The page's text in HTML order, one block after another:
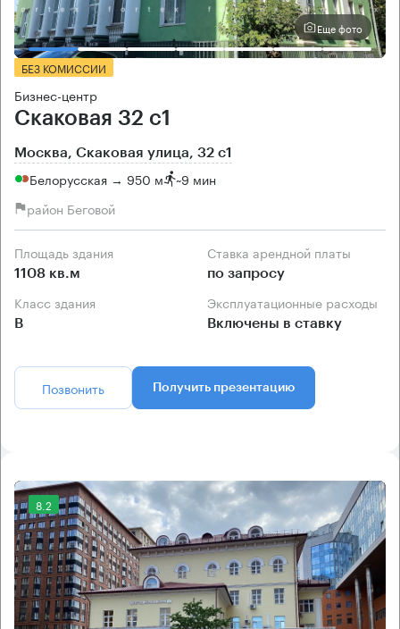
Еще фото
БЕЗ КОМИССИИ
Бизнес-центр
Скаковая 32 с1
Москва, Скаковая улица, 32 с1
Белорусская → 950 м ~9 мин
район Беговой
Площадь здания
1108 кв.м
Ставка арендной платы
по запросу
Класс здания
B
Эксплуатационные расходы
Включены в ставку
Позвонить Получить презентацию
8.2